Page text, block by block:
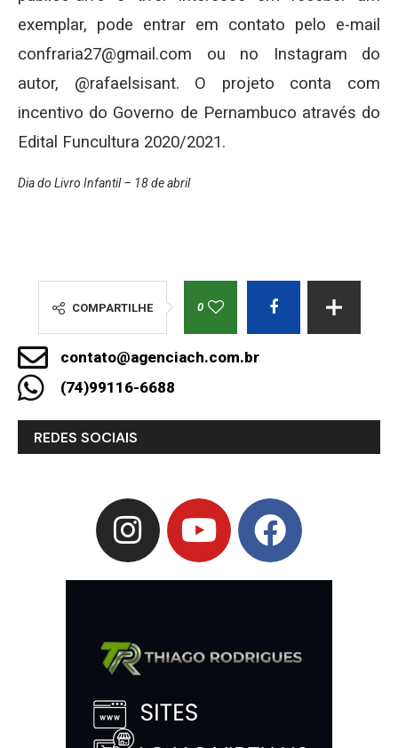
exemplar, pode entrar em contato pelo e-mail
confraria27@gmail.com ou no Instagram do
autor, @rafaelsisant. O projeto conta com
incentivo do Governo de Pernambuco através do
Edital Funcultura 2020/2021.
Dia do Livro Infantil – 18 de abril
COMPARTILHE 0
contato@agenciach.com.br
(74)99116-6688
REDES SOCIAIS